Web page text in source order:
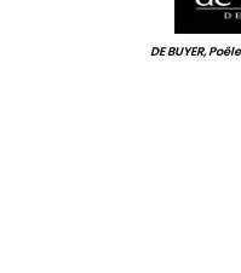
DE BUYER,